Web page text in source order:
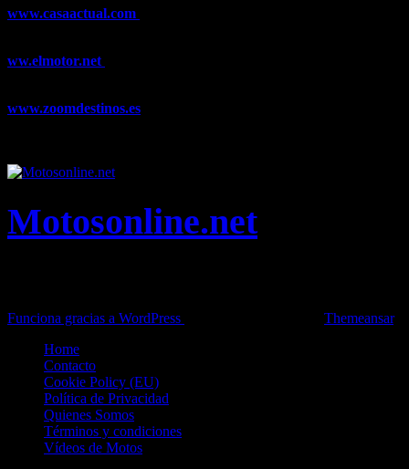
www.casaactual.com
ww.elmotor.net
www.zoomdestinos.es
Motosonline.net
Funciona gracias a WordPress
Themeansar.
Home
Contacto
Cookie Policy (EU)
Política de Privacidad
Quienes Somos
Términos y condiciones
Vídeos de Motos